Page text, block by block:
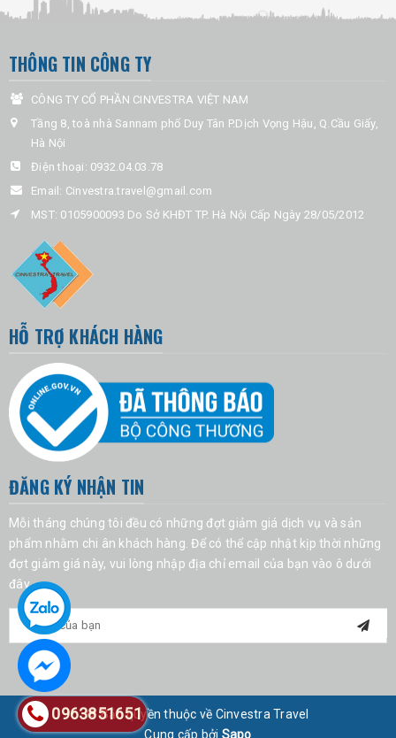
THÔNG TIN CÔNG TY
CÔNG TY CỔ PHẦN CINVESTRA VIỆT NAM
Tầng 8, toà nhà Sannam phố Duy Tân P.Dịch Vọng Hậu, Q.Cầu Giấy,
Hà Nội
Điện thoại: 0932.04.03.78
Email: Cinvestra.travel@gmail.com
MST: 0105900093 Do Sở KHĐT TP. Hà Nội Cấp Ngày 28/05/2012
HỖ TRỢ KHÁCH HÀNG
ĐĂNG KÝ NHẬN TIN
Mỗi tháng chúng tôi đều có những đợt giảm giá dịch vụ và sản
phẩm nhằm chi ân khách hàng. Để có thể cập nhật kịp thời những
đợt giảm giá này, vui lòng nhập địa chỉ email của bạn vào ô dưới
đây.
© Bản quyền thuộc về Cinvestra Travel
Cung cấp bởi Sapo
0963851651